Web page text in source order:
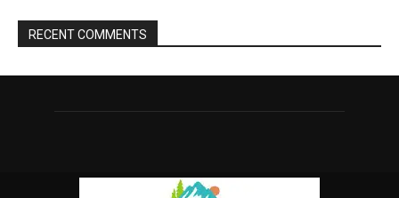
RECENT COMMENTS